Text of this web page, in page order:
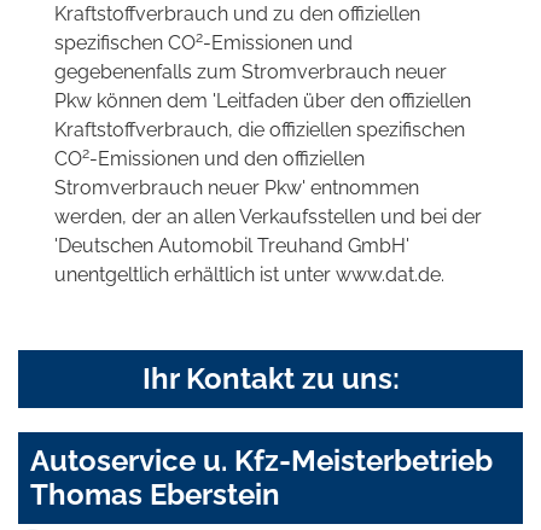
Kraftstoffverbrauch und zu den offiziellen
spezifischen CO2-Emissionen und
gegebenenfalls zum Stromverbrauch neuer
Pkw können dem 'Leitfaden über den offiziellen
Kraftstoffverbrauch, die offiziellen spezifischen
CO2-Emissionen und den offiziellen
Stromverbrauch neuer Pkw' entnommen
werden, der an allen Verkaufsstellen und bei der
'Deutschen Automobil Treuhand GmbH'
unentgeltlich erhältlich ist unter www.dat.de.
Ihr Kontakt zu uns:
Autoservice u. Kfz-Meisterbetrieb
Thomas Eberstein